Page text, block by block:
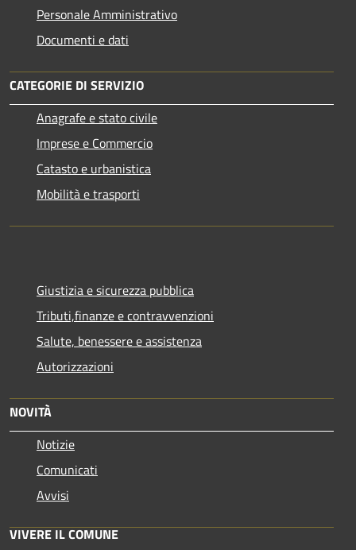
Personale Amministrativo
Documenti e dati
CATEGORIE DI SERVIZIO
Anagrafe e stato civile
Imprese e Commercio
Catasto e urbanistica
Mobilità e trasporti
Giustizia e sicurezza pubblica
Tributi,finanze e contravvenzioni
Salute, benessere e assistenza
Autorizzazioni
NOVITÀ
Notizie
Comunicati
Avvisi
VIVERE IL COMUNE